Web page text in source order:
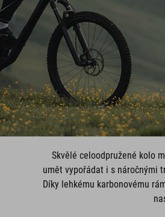
Skvělé celoodpružené kolo
umět vypořádat i s náročnými
Díky lehkému karbonovému